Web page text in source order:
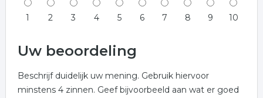
1 2 3 4 5 6 7 8 9 10
Uw beoordeling
Beschrijf duidelijk uw mening. Gebruik hiervoor
minstens 4 zinnen. Geef bijvoorbeeld aan wat er goed